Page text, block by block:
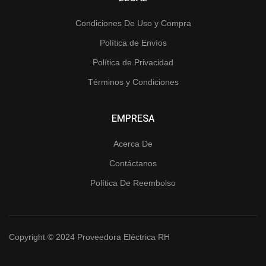
Condiciones De Uso y Compra
Política de Envíos
Política de Privacidad
Términos y Condiciones
EMPRESA
Acerca De
Contáctanos
Política De Reembolso
Copyright © 2024 Proveedora Eléctrica RH